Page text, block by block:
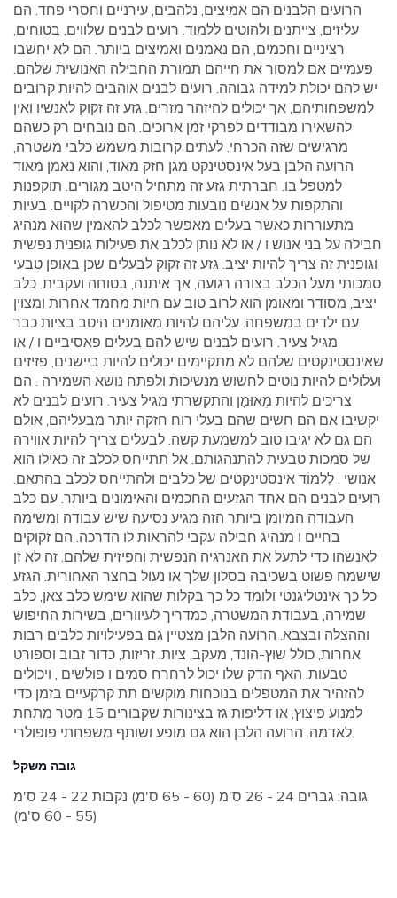
הרועים הלבנים הם אמיצים, נלהבים, עירניים וחסרי פחד. הם
עליזים, צייתנים ולהוטים ללמוד. רועים לבנים שלווים, בטוחים,
רציניים וחכמים, הם נאמנים ואמיצים ביותר. הם לא יחשבו
פעמיים אם למסור את חייהם תמורת החבילה האנושית שלהם.
יש להם יכולת למידה גבוהה. רועים לבנים אוהבים להיות קרובים
למשפחותיהם, אך יכולים להיזהר מזרים. גזע זה זקוק לאנשיו ואין
להשאירו מבודדים לפרקי זמן ארוכים. הם נובחים רק כשהם
מרגישים שזה הכרחי. לעתים קרובות משמש כלבי משטרה,
הרועה הלבן בעל אינסטינקט מגן חזק מאוד, והוא נאמן מאוד
למטפל בו. חברתית גזע זה מתחיל היטב מגורים. תוקפנות
והתקפות על אנשים נובעות מטיפול והכשרה לקויים. בעיות
מתעוררות כאשר בעלים מאפשר לכלב להאמין שהוא מנהיג
חבילה על בני אנוש ו / או לא נותן לכלב את פעילות גופנית נפשית
וגופנית זה צריך להיות יציב. גזע זה זקוק לבעלים שכן באופן טבעי
סמכותי מעל הכלב בצורה רגועה, אך איתנה, בטוחה ועקבית. כלב
יציב, מסודר ומאומן הוא לרוב טוב עם חיות מחמד אחרות ומצוין
עם ילדים במשפחה. עליהם להיות מאומנים היטב בציות כבר
מגיל צעיר. רועים לבנים שיש להם בעלים פאסיביים ו / או
שאינסטינקטים שלהם לא מתקיימים יכולים להיות ביישנים, פזיזים
ועלולים להיות נוטים לחשוש מנשיכות ולפתח נושא השמירה . הם
צריכים להיות מְאוּמָן והתקשרתי מגיל צעיר. רועים לבנים לא
יקשיבו אם הם חשים שהם בעלי רוח חזקה יותר מבעליהם, אולם
הם גם לא יגיבו טוב למשמעת קשה. לבעלים צריך להיות אווירה
של סמכות טבעית להתנהגותם. אל תתייחס לכלב זה כאילו הוא
אנושי . לִלמוֹד אינסטינקטים של כלבים ולהתייחס לכלב בהתאם.
רועים לבנים הם אחד הגזעים החכמים והאימונים ביותר. עם כלב
העבודה המיומן ביותר הזה מגיע נסיעה שיש עבודה ומשימה
בחיים ו מנהיג חבילה עקבי להראות לו הדרכה. הם זקוקים
לאנשהו כדי לתעל את האנרגיה הנפשית והפיזית שלהם. זה לא זן
שישמח פשוט בשכיבה בסלון שלך או נעול בחצר האחורית. הגזע
כל כך אינטליגנטי ולומד כל כך בקלות שהוא שימש כלב צאן, כלב
שמירה, בעבודת המשטרה, כמדריך לעיוורים, בשירות החיפוש
וההצלה ובצבא. הרועה הלבן מצטיין גם בפעילויות כלבים רבות
אחרות, כולל שוץ-הונד, מעקב, ציות, זריזות, כדור זבוב וספורט
טבעות. האף הדק שלו יכול לרחרח סמים ו פולשים , ויכולים
להזהיר את המטפלים בנוכחות מוקשים תת קרקעיים בזמן כדי
למנוע פיצוץ, או דליפות גז בצינורות שקבורים 15 מטר מתחת
לאדמה. הרועה הלבן הוא גם מופע ושותף משפחתי פופולרי.
גובה משקל
גובה: גברים 24 - 26 ס'מ (60 - 65 ס'מ) נקבות 22 - 24 ס'מ
(55 - 60 ס'מ)